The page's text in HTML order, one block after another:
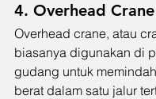
4. Overhead Crane
Overhead crane, atau
biasanya digunakan di
gudang untuk
berat dalam satu jalur